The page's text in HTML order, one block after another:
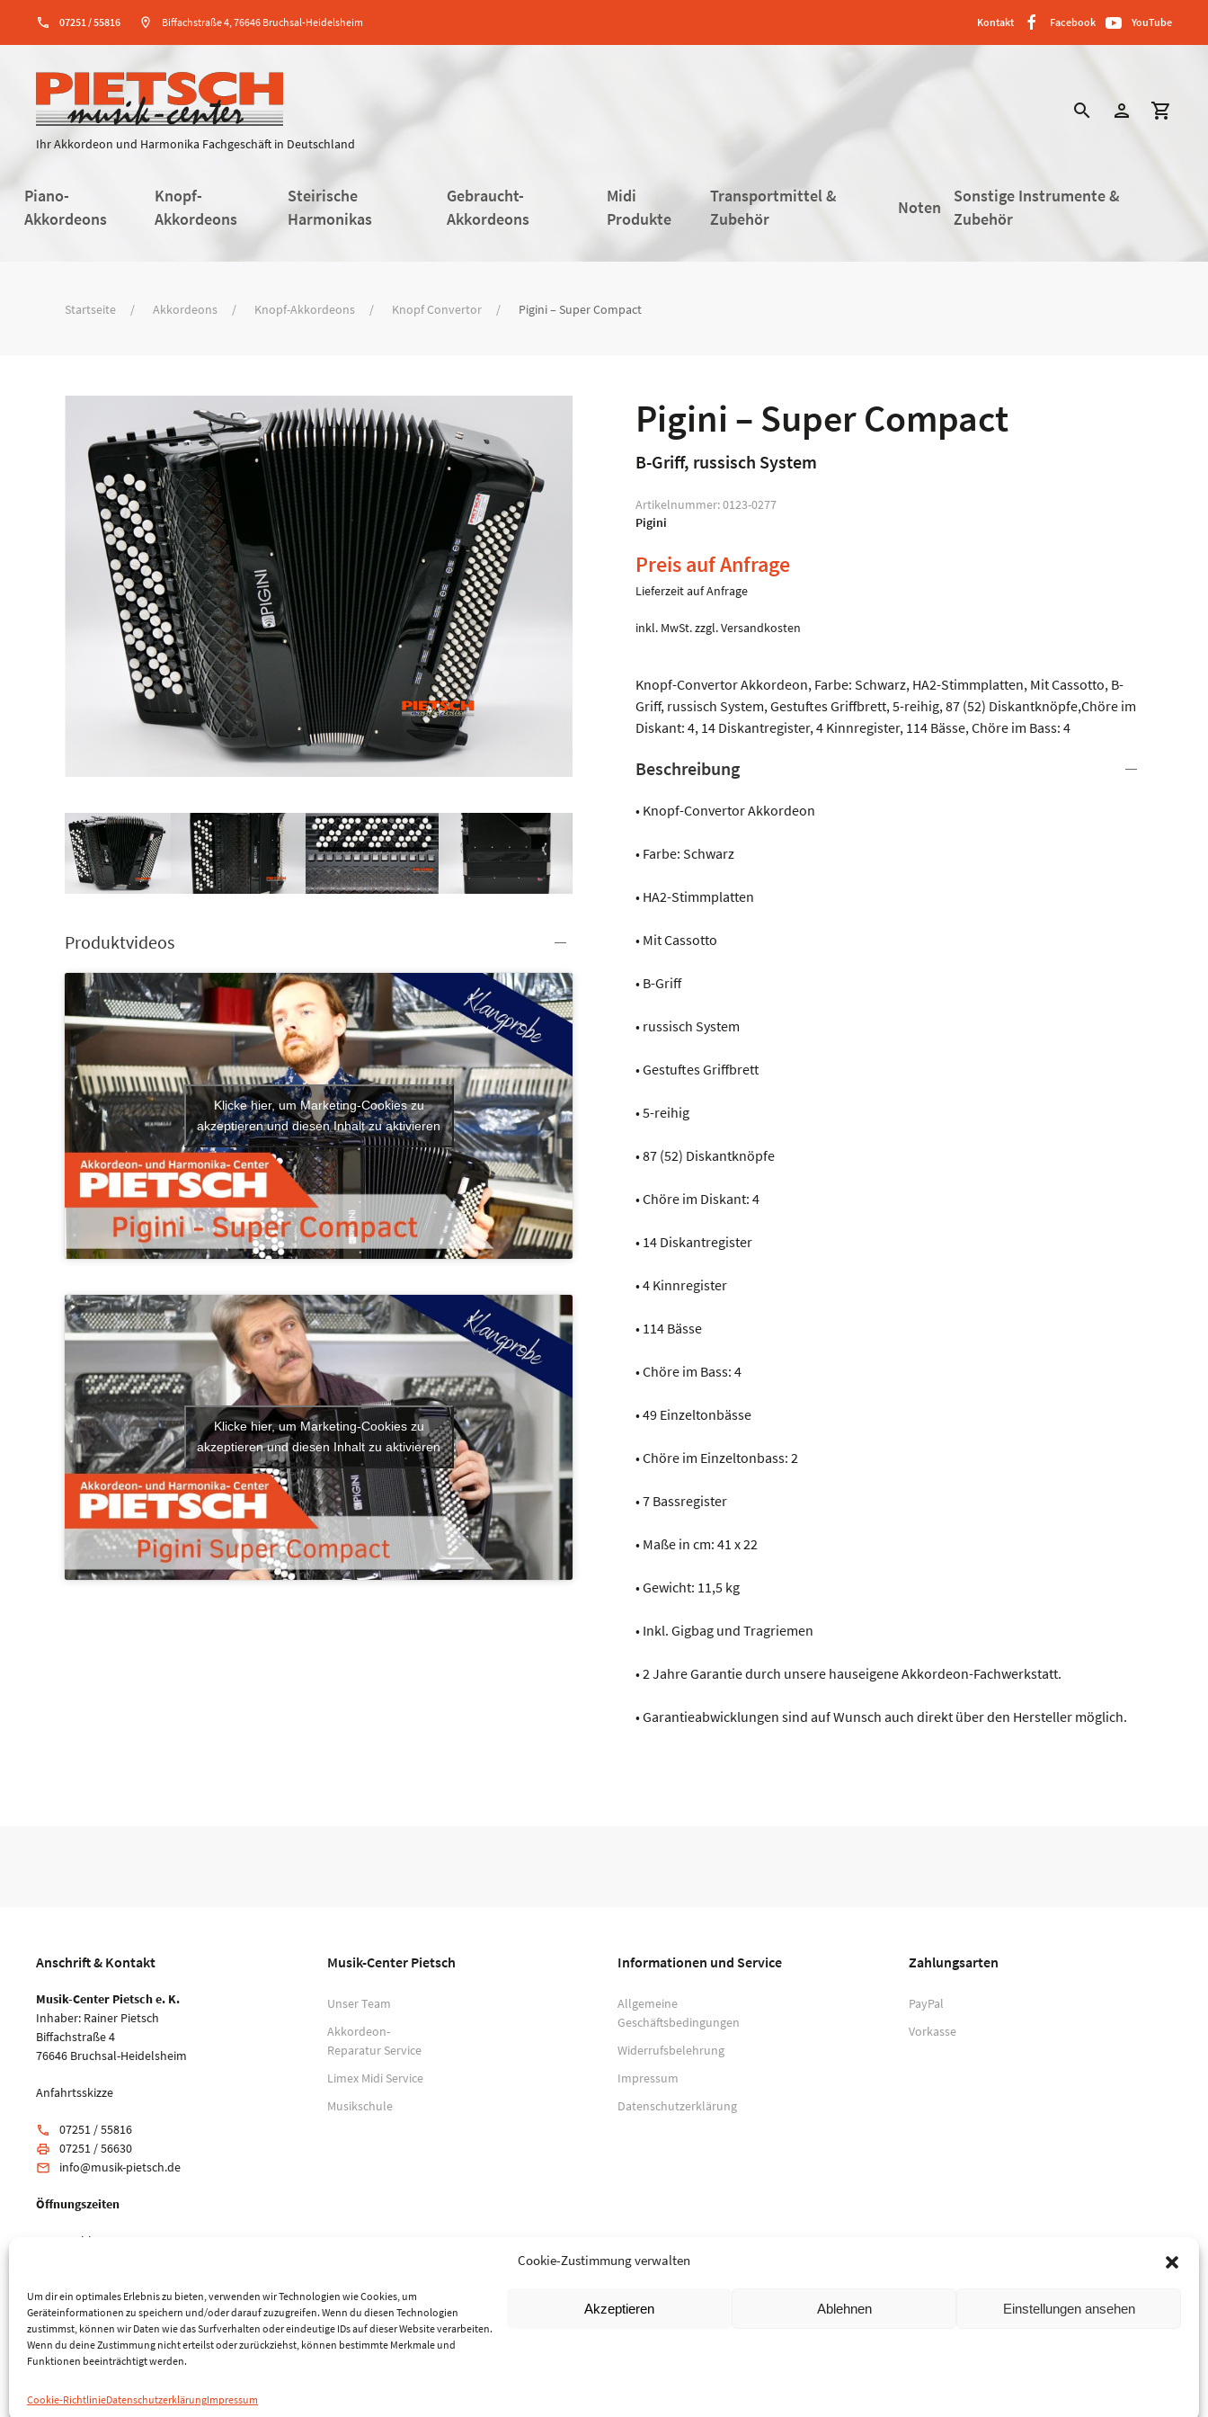
Cookie-Zustimmung verwalten
Um dir ein optimales Erlebnis zu bieten, verwenden wir Technologien wie Cookies, um
Geräteinformationen zu speichern und/oder darauf zuzugreifen. Wenn du diesen Technologien
zustimmst, können wir Daten wie das Surfverhalten oder eindeutige IDs auf dieser Website verarbeiten.
Wenn du deine Zustimmung nicht erteilst oder zurückziehst, können bestimmte Merkmale und
Funktionen beeinträchtigt werden.
Akzeptieren Ablehnen Einstellungen ansehen
Cookie-RichtlinieDatenschutzerklärungImpressum
phone 07251 / 55816 location_on Biffachstraße 4, 76646 Bruchsal-Heidelsheim Kontakt Facebook YouTube
Ihr Akkordeon und Harmonika Fachgeschäft in Deutschland
search person shopping_cart
Piano-
Akkordeons
Knopf-
Akkordeons
Steirische
Harmonikas
Gebraucht-
Akkordeons
Midi
Produkte
Transportmittel &
Zubehör
Noten
Sonstige Instrumente &
Zubehör
Startseite Akkordeons Knopf-Akkordeons Knopf Convertor Pigini – Super Compact
Produktvideos
Klicke hier, um Marketing-Cookies zu
akzeptieren und diesen Inhalt zu aktivieren
Klicke hier, um Marketing-Cookies zu
akzeptieren und diesen Inhalt zu aktivieren
Pigini – Super Compact
B-Griff, russisch System
Artikelnummer:0123-0277
Pigini
Preis auf Anfrage
Lieferzeit auf Anfrage
inkl. MwSt.zzgl.Versandkosten
Knopf-Convertor Akkordeon, Farbe: Schwarz, HA2-Stimmplatten, Mit Cassotto, B-
Griff, russisch System, Gestuftes Griffbrett, 5-reihig, 87 (52) Diskantknöpfe,Chöre im
Diskant: 4, 14 Diskantregister, 4 Kinnregister, 114 Bässe, Chöre im Bass: 4
Beschreibung
• Knopf-Convertor Akkordeon
• Farbe: Schwarz
• HA2-Stimmplatten
• Mit Cassotto
• B-Griff
• russisch System
• Gestuftes Griffbrett
• 5-reihig
• 87 (52) Diskantknöpfe
• Chöre im Diskant: 4
• 14 Diskantregister
• 4 Kinnregister
• 114 Bässe
• Chöre im Bass: 4
• 49 Einzeltonbässe
• Chöre im Einzeltonbass: 2
• 7 Bassregister
• Maße in cm: 41 x 22
• Gewicht: 11,5 kg
• Inkl. Gigbag und Tragriemen
• 2 Jahre Garantie durch unsere hauseigene Akkordeon-Fachwerkstatt.
• Garantieabwicklungen sind auf Wunsch auch direkt über den Hersteller möglich.
Anschrift & Kontakt
Musik-Center Pietsch e. K.
Inhaber: Rainer Pietsch
Biffachstraße 4
76646 Bruchsal-Heidelsheim
Anfahrtsskizze
phone 07251 / 55816
print 07251 / 56630
email info@musik-pietsch.de
Öffnungszeiten
Mo: geschlossen
Musik-Center Pietsch
Unser Team
Akkordeon-
Reparatur Service
Limex Midi Service
Musikschule
Informationen und Service
Allgemeine
Geschäftsbedingungen
Widerrufsbelehrung
Impressum
Datenschutzerklärung
Zahlungsarten
PayPal
Vorkasse